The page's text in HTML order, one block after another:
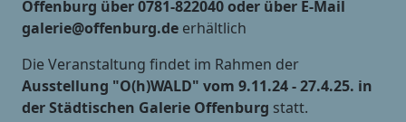
Offenburg über 0781-822040 oder über E-Mail
galerie@offenburg.de erhältlich
Die Veranstaltung findet im Rahmen der
Ausstellung "O(h)WALD" vom 9.11.24 - 27.4.25. in
der Städtischen Galerie Offenburg statt.